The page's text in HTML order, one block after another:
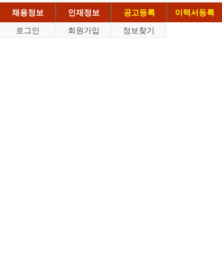
채용정보
인재정보 공고등록
이력서등록
로그인
회원가입 정보찾기